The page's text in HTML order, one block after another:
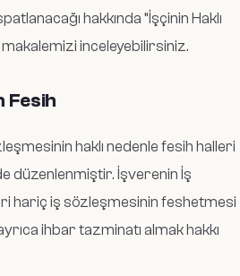
hakkında “İşçinin Haklı
makalemizi inceleyebilirsiniz.
Fesih
haklı nedenle fesih halleri
düzenlenmiştir. İşverenin İş
hariç iş sözleşmesinin feshetmesi
ihbar tazminatı almak hakkı